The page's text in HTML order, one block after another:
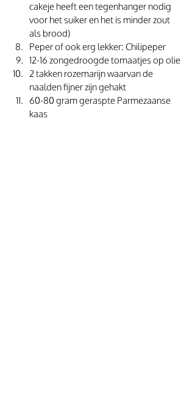
cakeje heeft een tegenhanger nodig
voor het suiker en het is minder zout
als brood)
Peper of ook erg lekker: Chilipeper
12-16 zongedroogde tomaatjes op olie
2 takken rozemarijn waarvan de
naalden fijner zijn gehakt
60-80 gram geraspte Parmezaanse
kaas